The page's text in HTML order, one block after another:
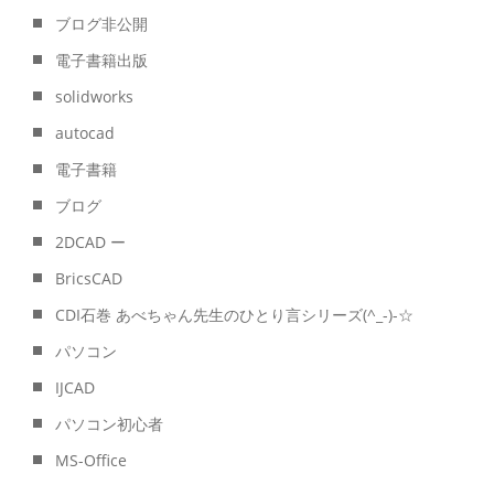
ブログ非公開
電子書籍出版
solidworks
autocad
電子書籍
ブログ
2DCAD ー
BricsCAD
CDI石巻 あべちゃん先生のひとり言シリーズ(^_-)-☆
パソコン
IJCAD
パソコン初心者
MS-Office